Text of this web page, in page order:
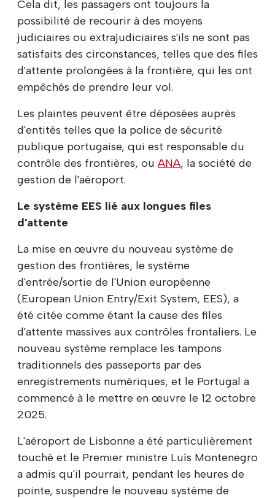
Cela dit, les passagers ont toujours la
possibilité de recourir à des moyens
judiciaires ou extrajudiciaires s'ils ne sont pas
satisfaits des circonstances, telles que des files
d'attente prolongées à la frontière, qui les ont
empêchés de prendre leur vol.
Les plaintes peuvent être déposées auprès
d'entités telles que la police de sécurité
publique portugaise, qui est responsable du
contrôle des frontières, ouANA, la société de
gestion de l'aéroport.
Le système EES lié aux longues files
d'attente
La mise en œuvre du nouveau système de
gestion des frontières, le système
d'entrée/sortie de l'Union européenne
(European Union Entry/Exit System, EES), a
été citée comme étant la cause des files
d'attente massives aux contrôles frontaliers. Le
nouveau système remplace les tampons
traditionnels des passeports par des
enregistrements numériques, et le Portugal a
commencé à le mettre en œuvre le 12 octobre
2025.
L'aéroport de Lisbonne a été particulièrement
touché et le Premier ministre Luís Montenegro
a admis qu'il pourrait, pendant les heures de
pointe, suspendre le nouveau système de